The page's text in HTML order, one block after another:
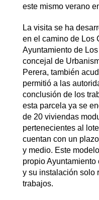
este mismo verano
La visita se ha
en el camino de Los
Ayuntamiento de
concejal de
Perera, también
permitió a las
conclusión de los
esta parcela ya se
de 20 viviendas
pertenecientes al
cuentan con un
y medio. Este
propio
y su instalación solo
trabajos.